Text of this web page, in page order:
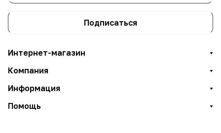
Подписаться
Интернет-магазин
Компания
Информация
Помощь